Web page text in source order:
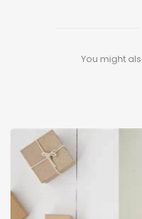
You might